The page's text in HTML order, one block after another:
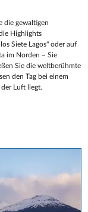
die gewaltigen
Highlights
Siete Lagos" oder auf
im Norden – Sie
Sie die weltberühmte
den Tag bei einem
der Luft liegt.